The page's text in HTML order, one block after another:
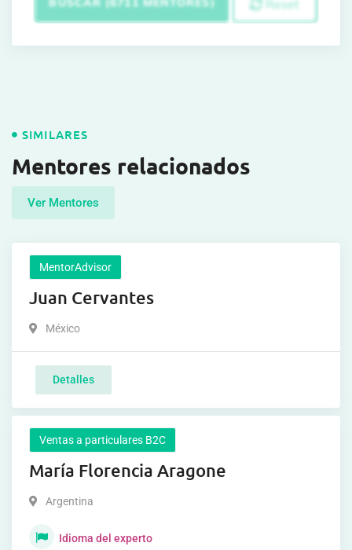
Reset
SIMILARES
Mentores relacionados
Ver Mentores
MentorAdvisor
Juan Cervantes
México
Detalles
Ventas a particulares B2C
María Florencia Aragone
Argentina
Idioma del experto